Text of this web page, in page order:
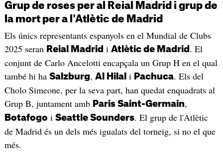
Grup de roses per al Reial Madrid i grup de
la mort per a l'Atlètic de Madrid
Els únics representants espanyols en el Mundial de Clubs
2025 seran Reial Madrid i Atlètic de Madrid . El
conjunt de Carlo Ancelotti encapçala un Grup H en el qual
també hi ha Salzburg, Al Hilal i Pachuca. Els del
Cholo Simeone, per la seva part, han quedat enquadrats al
Grup B, juntament amb Paris Saint-Germain,
Botafogo i Seattle Sounders. El grup de l'Atlètic
de Madrid és un dels més igualats del torneig, si no el que
més.